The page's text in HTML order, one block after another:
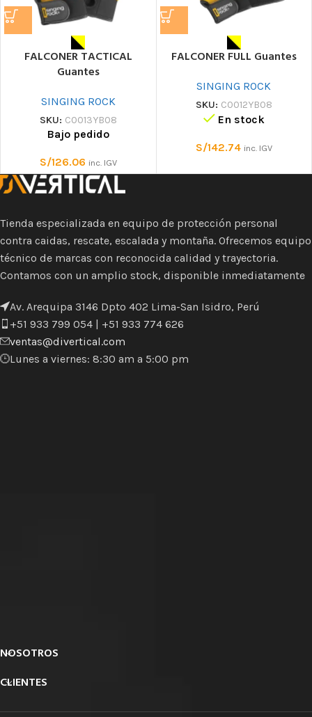
FALCONER TACTICAL
Guantes
SINGING ROCK
SKU: C0013YB08
Bajo pedido
S/126.06 inc. IGV
FALCONER FULL Guantes
SINGING ROCK
SKU: C0012YB08
En stock
S/142.74 inc. IGV
Tienda especializada en equipo de protección personal
contra caidas, rescate, escalada y montaña. Ofrecemos equipo
técnico de marcas con reconocida calidad y trayectoria.
Contamos con un amplio stock, disponible inmediatamente
Av. Arequipa 3146 Dpto 402 Lima-San Isidro, Perú
+51 933 799 054 | +51 933 774 626
ventas@divertical.com
Lunes a viernes: 8:30 am a 5:00 pm
NOSOTROS
CLIENTES